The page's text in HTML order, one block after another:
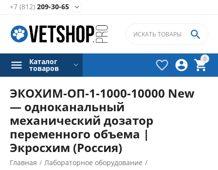
+7 (812) 209-30-65 
0




Каталог
товаров
ЭКОХИМ-ОП-1-1000-10000 New
— одноканальный
механический дозатор
переменного объема |
Экросхим (Россия)
Главная / Лабораторное оборудование /